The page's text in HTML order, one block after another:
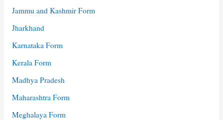
Jammu and Kashmir Form
Jharkhand
Karnataka Form
Kerala Form
Madhya Pradesh
Maharashtra Form
Meghalaya Form